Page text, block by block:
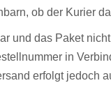
ob der Kurier
und das Paket
in
erfolgt jedoch